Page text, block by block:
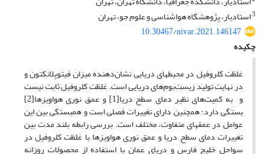
3استادیار، پژوهشگاه هواشناسی و علوم جو، تهران
10.30467/nivar.2021.146147
چکیده
غلظت کلروفیل در محیط­های دریایی نشان‌دهنده میزان فیتوپلانکتون و
در نهایت تولید زیست‌بوم‌های دریایی است. غلظت کلروفیل ثابت نیست
و به کمیت‌های نظیر دمای سطح دریا[1] و عمق نوری هواویزها[2]
بستگی دارد؛ همچنین دارای تغییرات فصلی است و همبستگی بین این
عوامل در عمق­های متفاوت، مختلف است. بررسی رابطه بلند مدت بین
تغییرات دمای سطح دریا و عمق نوری هواویزها با غلظت کلروفیل در
سواحل خلیج فارس و دریای عمان با استفاده از محصولات روزانه